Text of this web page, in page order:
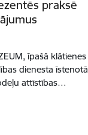
praksē
īpašā klātienes
dienesta īstenotā
attīstības…